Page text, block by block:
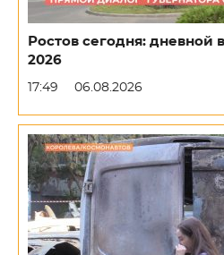
Ростов сегодня: дневной
2026
17:49 06.08.2026